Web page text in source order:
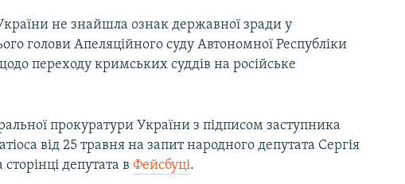
не знайшла ознак державної зради у
голови Апеляційного суду Автономної Республіки
переходу кримських суддів на російське
прокуратури України з підписом заступника
від 25 травня на запит народного депутата Сергія
депутата вФейсбуці.